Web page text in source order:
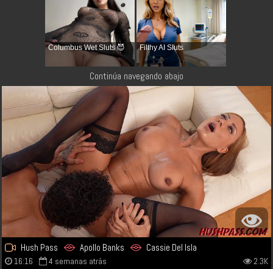
Columbus Wet Sluts 😈 Filthy AI Sluts
Continúa navegando abajo
Hush Pass Apollo Banks Cassie Del Isla
16:16 4 semanas atrás 2.3K